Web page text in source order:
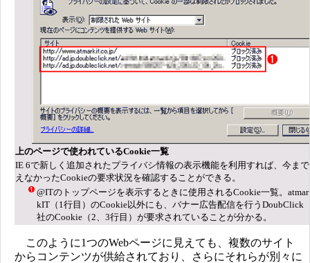
上のページで使われているCookie一覧
IE 6で新しく追加されたプライバシ情報の表示機能を利用すれば、今ま
えなかったCookieの要求状況を確認することができる。
@ITのトップページを表示するときに使用されるCookie一覧。atmar
kIT（1行目）のCookie以外にも、バナー広告配信を行うDoubClick
社のCookie（2、3行目）が要求されていることが分かる。
このように1つのWebページに見えても、複数のサイト
からコンテンツが供給されており、さらにそれらが別々に